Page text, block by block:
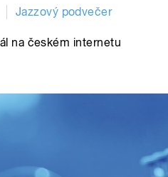
Jazzový podvečer
na českém internetu